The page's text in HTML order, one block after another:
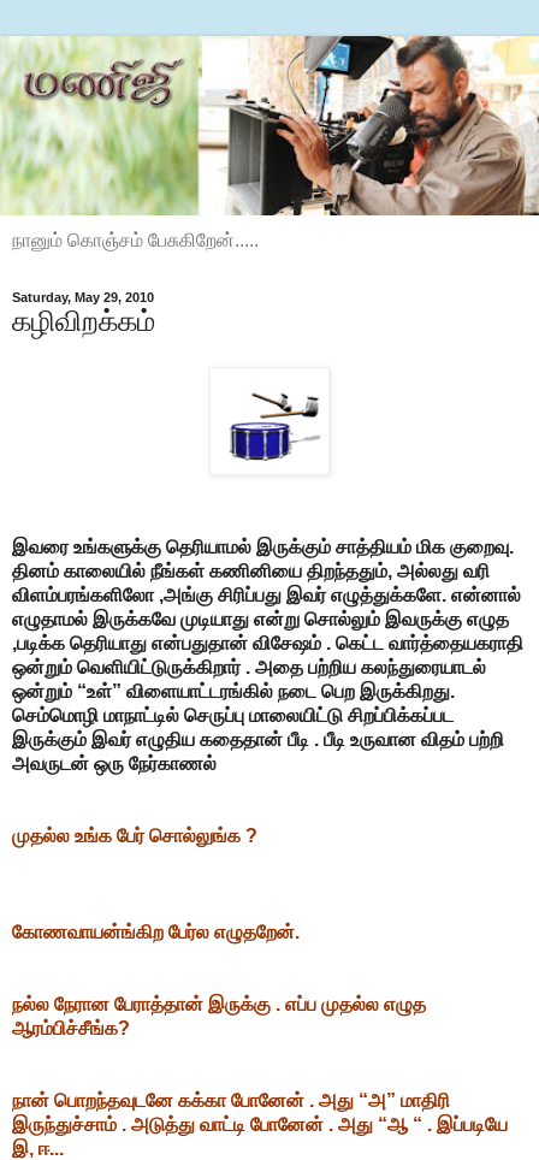
நானும் கொஞ்சம் பேசுகிறேன்.....
Saturday, May 29, 2010
கழிவிறக்கம்
இவரை உங்களுக்கு தெரியாமல் இருக்கும் சாத்தியம் மிக குறைவு.
தினம் காலையில் நீங்கள் கணினியை திறந்ததும், அல்லது வரி
விளம்பரங்களிலோ ,அங்கு சிரிப்பது இவர் எழுத்துக்களே. என்னால்
எழுதாமல் இருக்கவே முடியாது என்று சொல்லும் இவருக்கு எழுத
,படிக்க தெரியாது என்பதுதான் விசேஷம் . கெட்ட வார்த்தையகராதி
ஒன்றும் வெளியிட்டுருக்கிறார் . அதை பற்றிய கலந்துரையாடல்
ஒன்றும் “உள்” விளையாட்டரங்கில் நடை பெற இருக்கிறது.
செம்மொழி மாநாட்டில் செருப்பு மாலையிட்டு சிறப்பிக்கப்பட
இருக்கும் இவர் எழுதிய கதைதான் பீடி . பீடி உருவான விதம் பற்றி
அவருடன் ஒரு நேர்காணல்
முதல்ல உங்க பேர் சொல்லுங்க ?
கோணவாயன்ங்கிற பேர்ல எழுதறேன்.
நல்ல நேரான பேராத்தான் இருக்கு . எப்ப முதல்ல எழுத
ஆரம்பிச்சீங்க?
நான் பொறந்தவுடனே கக்கா போனேன் . அது “அ” மாதிரி
இருந்துச்சாம் . அடுத்து வாட்டி போனேன் . அது “ஆ “ . இப்படியே
இ, ஈ...